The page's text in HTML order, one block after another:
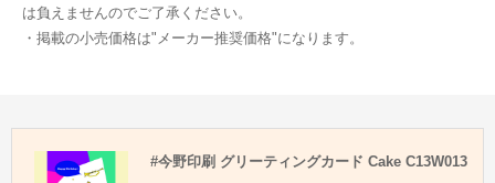
は負えませんのでご了承ください。
・掲載の小売価格は"メーカー推奨価格"になります。
#今野印刷 グリーティングカード Cake C13W013